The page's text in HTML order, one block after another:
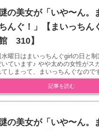
の美女が「いや〜ん。
んぐ！」【まいっちん
310】
水曜日はまいっちんぐgirlの日と
いています♪ やや太めの女性がス
てしまって、まいっちんぐなので
記事を読む
の美女が「いや〜ん。